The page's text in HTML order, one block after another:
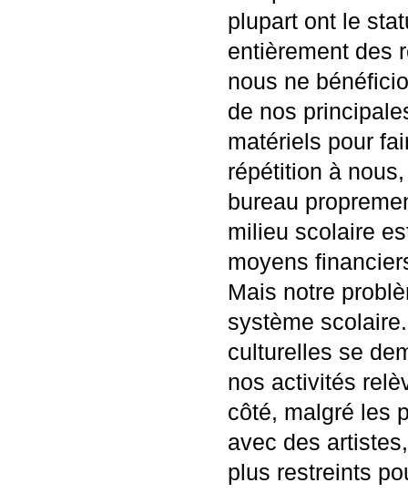
plupart ont le
entièrement des
nous ne
de nos
matériels pour
répétition à
bureau
milieu scolaire
moyens
Mais notre
système
culturelles se
nos activités
côté, malgré les
avec des
plus restreints